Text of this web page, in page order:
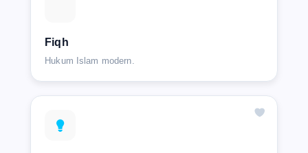
Fiqh
Hukum Islam modern.